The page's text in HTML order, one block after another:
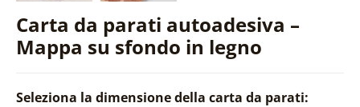
Carta da parati autoadesiva –
Mappa su sfondo in legno
Seleziona la dimensione della carta da parati: